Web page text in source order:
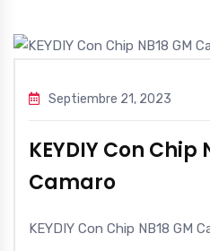
Septiembre 21, 2023
KEYDIY Con Chip
Camaro
KEYDIY Con Chip NB18 GM